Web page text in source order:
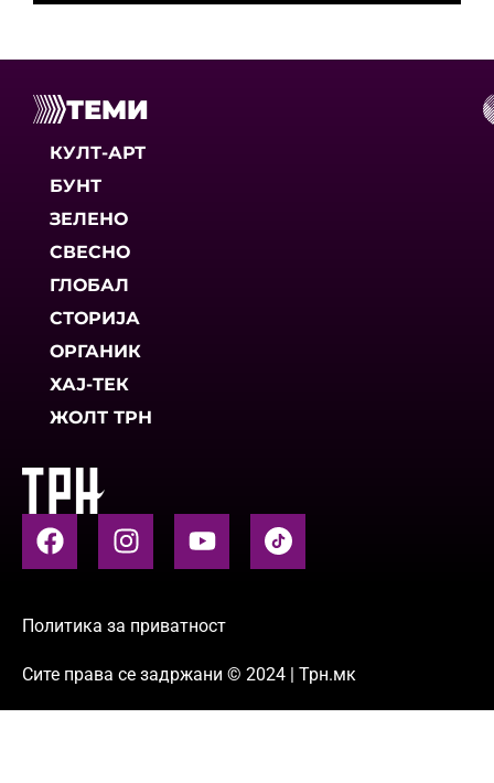
ТЕМИ
КУЛТ-АРТ
БУНТ
ЗЕЛЕНО
СВЕСНО
ГЛОБАЛ
СТОРИЈА
ОРГАНИК
ХАЈ-ТЕК
ЖОЛТ ТРН
Политика за приватност
Сите права се задржани © 2024 | Трн.мк